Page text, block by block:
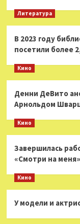
Литература
В 2023 году
посетили более
Кино
Денни ДеВито
Арнольдом
Кино
Завершилась
«Смотри на меня»
Кино
У модели и